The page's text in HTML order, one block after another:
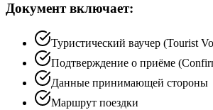
Документ включает:
Туристический ваучер (Tourist
Подтверждение о приёме
Данные принимающей стороны
Маршрут поездки